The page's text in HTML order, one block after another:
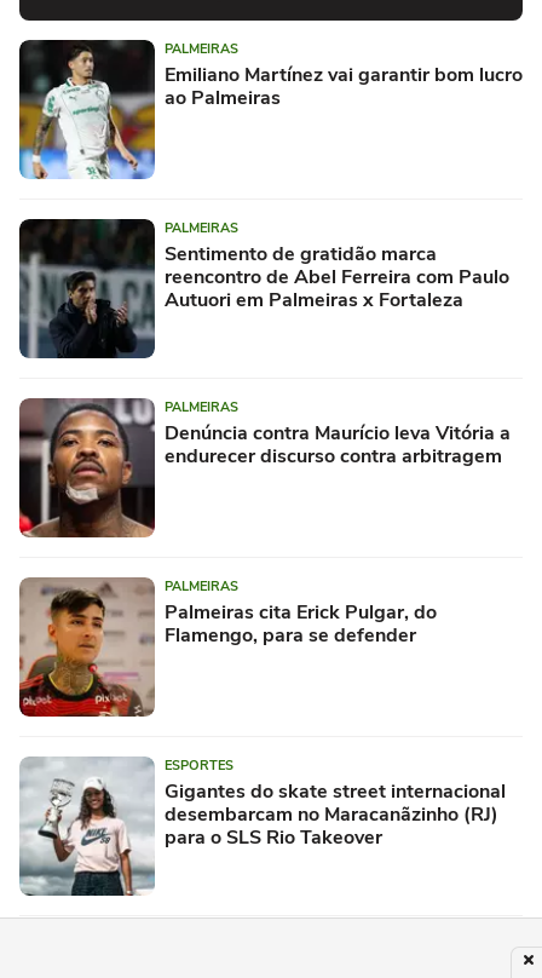
PALMEIRAS
Emiliano Martínez vai garantir bom lucro
ao Palmeiras
PALMEIRAS
Sentimento de gratidão marca
reencontro de Abel Ferreira com Paulo
Autuori em Palmeiras x Fortaleza
PALMEIRAS
Denúncia contra Maurício leva Vitória a
endurecer discurso contra arbitragem
PALMEIRAS
Palmeiras cita Erick Pulgar, do
Flamengo, para se defender
ESPORTES
Gigantes do skate street internacional
desembarcam no Maracanãzinho (RJ)
para o SLS Rio Takeover